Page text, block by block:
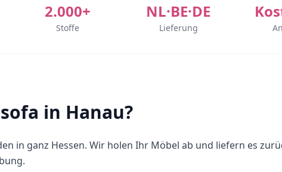
2.000+
Stoffe
NL·BE·DE
Lieferung
in Hanau?
in ganz Hessen. Wir holen Ihr Möbel ab und liefern es